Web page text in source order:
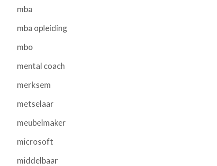
mba
mba opleiding
mbo
mental coach
merksem
metselaar
meubelmaker
microsoft
middelbaar